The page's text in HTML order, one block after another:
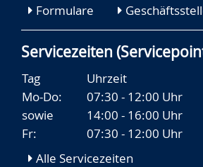
Formulare
Servicezeiten
Tag
Uhrzeit
Mo-Do:
07:30 - 12:00 Uhr
sowie
14:00 - 16:00 Uhr
Fr:
07:30 - 12:00 Uhr
Alle Servicezeiten